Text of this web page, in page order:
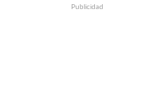
Publicidad